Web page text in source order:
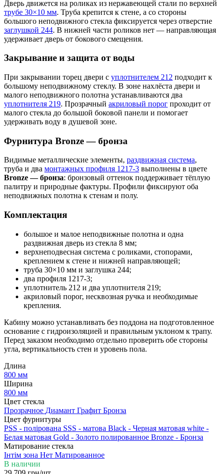
Дверь движется на роликах из нержавеющей стали по верхней
трубе 30×10 мм. Труба крепится к стене, а со стороны
большого неподвижного стекла фиксируется через отверстие
заглушкой 244. В нижней части роликов нет — направляющая
удерживает дверь от бокового смещения.
Закрывание и защита от воды
При закрывании торец двери с уплотнителем 212 подходит к
большому неподвижному стеклу. В зоне нахлёста двери и
малого неподвижного полотна устанавливаются два
уплотнителя 219. Прозрачный акриловый порог проходит от
малого стекла до большой боковой панели и помогает
удерживать воду в душевой зоне.
Фурнитура Bronze — бронза
Видимые металлические элементы, раздвижная система,
труба и два монтажных профиля 1217-3 выполнены в цвете
Bronze — бронза: бронзовый оттенок поддерживает тёплую
палитру и природные фактуры. Профили фиксируют оба
неподвижных полотна к стенам и полу.
Комплектация
большое и малое неподвижные полотна и одна
раздвижная дверь из стекла 8 мм;
верхнеподвесная система с роликами, стопорами,
креплением к стене и нижней направляющей;
труба 30×10 мм и заглушка 244;
два профиля 1217-3;
уплотнитель 212 и два уплотнителя 219;
акриловый порог, несквозная ручка и необходимые
крепления.
Кабину можно устанавливать без поддона на подготовленное
основание с гидроизоляцией и правильным уклоном к трапу.
Перед заказом необходимо отдельно проверить обе стороны
угла, вертикальность стен и уровень пола.
Длина
800 мм
Ширина
800 мм
Цвет стекла
Прозрачное Диамант Графит Бронза
Цвет фурнитуры
PSS - полірована SSS - матова Black - Черная матовая white -
Белая матовая Gold - Золото полированное Bronze - Бронза
Матирование стекла
Інтім зона Нет Матированное
В наличии